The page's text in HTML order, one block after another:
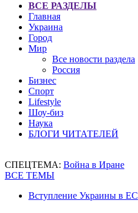
ВСЕ РАЗДЕЛЫ
Главная
Украина
Город
Мир
Все новости раздела
Россия
Бизнес
Спорт
Lifestyle
Шоу-биз
Наука
БЛОГИ ЧИТАТЕЛЕЙ
СПЕЦТЕМА: Война в Иране
ВСЕ ТЕМЫ
Вступление Украины в ЕС